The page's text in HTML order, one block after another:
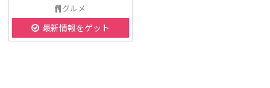
グルメ
最新情報をゲット